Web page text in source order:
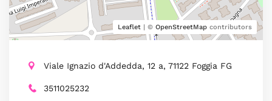
Leaflet | © OpenStreetMap contributors
Viale Ignazio d'Addedda, 12 a, 71122 Foggia FG
3511025232